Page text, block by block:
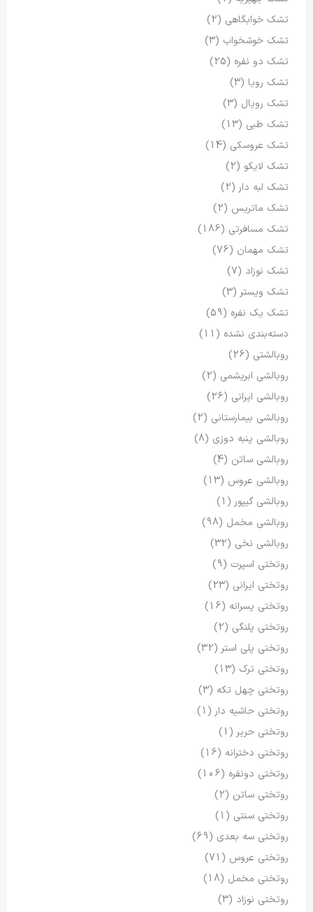
تشک خوابگاهی (2)
تشک خوشخواب (3)
تشک دو نفره (25)
تشک رویا (3)
تشک رویال (3)
تشک طبی (13)
تشک عروسکی (14)
تشک لایکو (2)
تشک لبه دار (2)
تشک ماتریس (2)
تشک مسافرتی (186)
تشک مهمان (76)
تشک نوزاد (7)
تشک ویستر (3)
تشک یک نفره (59)
دسته‌بندی نشده (11)
روبالشتی (26)
روبالشی ابریشمی (2)
روبالشی ایرانی (26)
روبالشی بیمارستانی (2)
روبالشی پنبه دوزی (8)
روبالشی ساتن (4)
روبالشی عروس (13)
روبالشی گیپور (1)
روبالشی مخمل (98)
روبالشی نخی (32)
روتختی اسپرت (9)
روتختی ایرانی (23)
روتختی پسرانه (16)
روتختی پلنگی (2)
روتختی پلی استر (32)
روتختی ترک (13)
روتختی چهل تکه (3)
روتختی حاشیه دار (1)
روتختی حریر (1)
روتختی دخترانه (16)
روتختی دونفره (106)
روتختی ساتن (2)
روتختی سنتی (1)
روتختی سه بعدی (69)
روتختی عروس (71)
روتختی مخمل (18)
روتختی نوزاد (3)